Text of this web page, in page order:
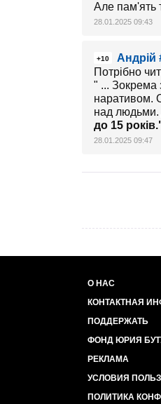
Але пам'ять
28.01.2025 09:43
+10
Андрій
Потрібно
" ... Зокрема
наративом.
над людьми.
до 15
28.01.2025 09:47
О НАС
КОНТАКТНАЯ
ПОДДЕРЖАТЬ
ФОНД ЮРИЯ
РЕКЛАМА
УСЛОВИЯ
ПОЛИТИКА